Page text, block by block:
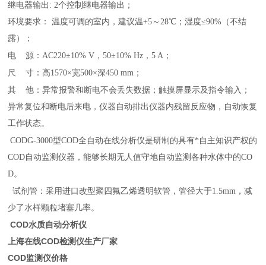
继电器输出: 2个控制继电器输出 ；
环境要求： 温度可调的室内，建议温+5～28℃；湿度≤90%（不结
露）
；
电
源：AC220±10% V，50±10% Hz，5 A ；
尺
寸：高1570×宽500×深450 mm ；
其
他：异常报警和断电不会丢失数据；触摸屏显示及指令输入；
异常复位和断电后来电，仪器自动排出仪器内残留反应物，自动恢复
工作状态。
CODG-3000型COD全自动在线分析仪是研制的具有*自主知识产权的
COD自动监测仪器，能够长期无人值守地自动监测各种水体中的CO
D。
试剂管：采用进口改型聚四氟乙烯透明软管，管径大于1.5mm，减
少了水样颗粒堵塞几率。
COD水质自动分析仪
上海在线COD检测仪生产厂家
COD监测仪价格